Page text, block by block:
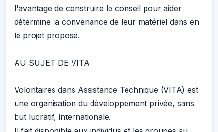
l'avantage de construire le conseil pour aider
détermine la convenance de leur matériel dans en
le projet proposé.
AU SUJET DE VITA
Volontaires dans Assistance Technique (VITA) est
une organisation du développement privée, sans
but lucratif, internationale.